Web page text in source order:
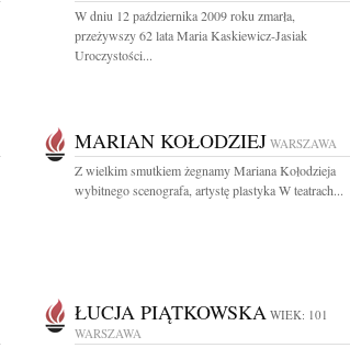
W dniu 12 października 2009 roku zmarła,
przeżywszy 62 lata Maria Kaskiewicz-Jasiak
Uroczystości...
MARIAN KOŁODZIEJ WARSZAWA
Z wielkim smutkiem żegnamy Mariana Kołodzieja
wybitnego scenografa, artystę plastyka W teatrach...
ŁUCJA PIĄTKOWSKA WIEK: 101
WARSZAWA